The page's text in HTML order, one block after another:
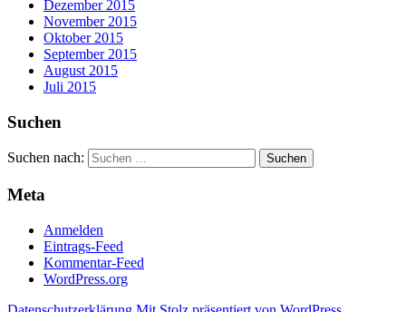
Dezember 2015
November 2015
Oktober 2015
September 2015
August 2015
Juli 2015
Suchen
Suchen nach:
Meta
Anmelden
Eintrags-Feed
Kommentar-Feed
WordPress.org